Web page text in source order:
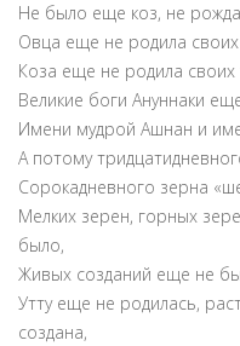
Не было еще коз, не
Овца еще не родила своих
Коза еще не родила своих
Великие боги Ануннаки
Имени мудрой Ашнан и
А потому
Сорокадневного зерна
Мелких зерен, горных
было,
Живых созданий еще не
Утту еще не родилась,
создана,